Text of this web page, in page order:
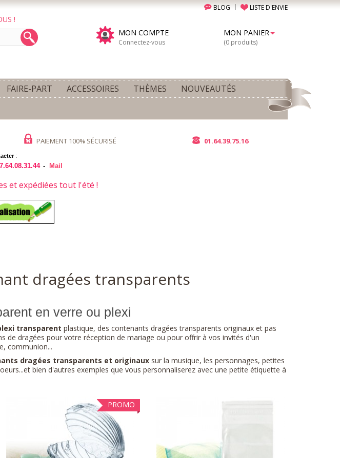
BLOG LISTE D'ENVIE
!
MON COMPTE
Connectez-vous
MON PANIER
(0 produits)
FAIRE-PART ACCESSOIRES THÈMES
NOUVEAUTÉS
PAIEMENT 100% SÉCURISÉ 01.64.39.75.16
:
- Mail
et expédiées tout l'été !
dragées transparents
en verre ou plexi
transparent plastique, des contenants dragées transparents originaux et pas
de dragées pour votre réception de mariage ou pour offrir à vos invités d'un
communion...
dragées transparents et originauxsur la musique, les personnages, petites
bien d'autres exemples que vous personnaliserez avec une petite étiquette à
PROMO